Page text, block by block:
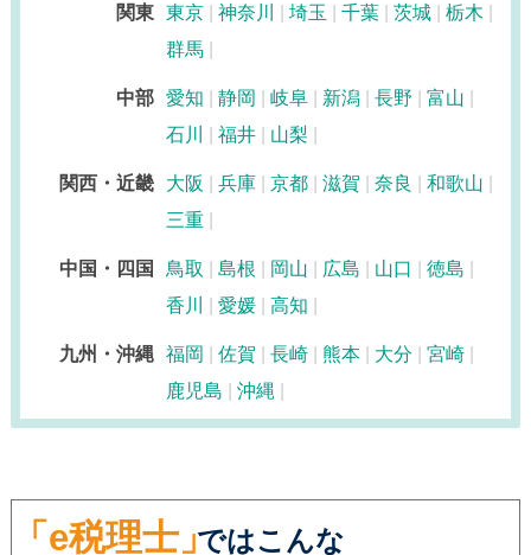
関東 東京 神奈川 埼玉 千葉 茨城
栃木
群馬
中部 愛知 静岡 岐阜 新潟 長野
富山
石川
福井 山梨
関西・近畿 大阪 兵庫 京都 滋賀 奈良
和歌山
三重
中国・四国 鳥取 島根 岡山 広島 山口
徳島
香川
愛媛 高知
九州・沖縄 福岡 佐賀 長崎 熊本 大分
宮崎
鹿児島
沖縄
「e税理士」ではこんな